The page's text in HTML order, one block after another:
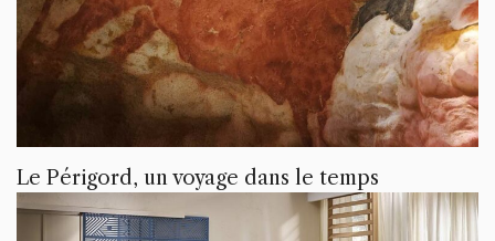
Le Périgord, un voyage dans le temps